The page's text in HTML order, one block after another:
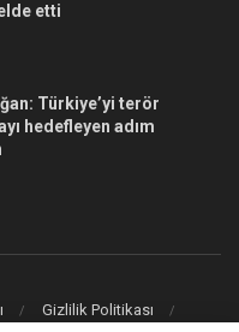
etti
Türkiye’yi terör
hedefleyen adım
Gizlilik Politikası